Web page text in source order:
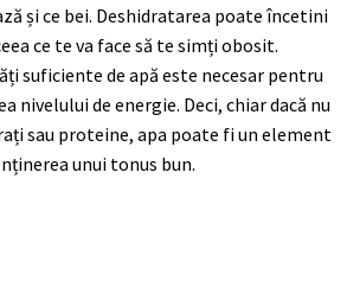
și ce bei. Deshidratarea poate încetini
ce te va face să te simți obosit.
suficiente de apă este necesar pentru
nivelului de energie. Deci, chiar dacă nu
sau proteine, apa poate fi un element
unui tonus bun.